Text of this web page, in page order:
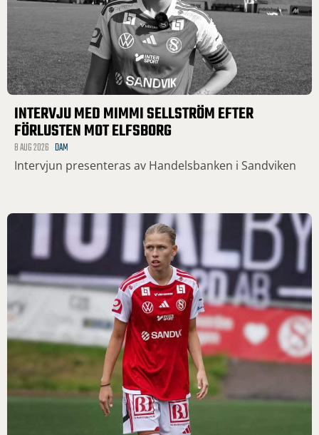
INTERVJU MED MIMMI SELLSTRÖM EFTER
FÖRLUSTEN MOT ELFSBORG
8 AUG 2026 DAM
Intervjun presenteras av Handelsbanken i Sandviken